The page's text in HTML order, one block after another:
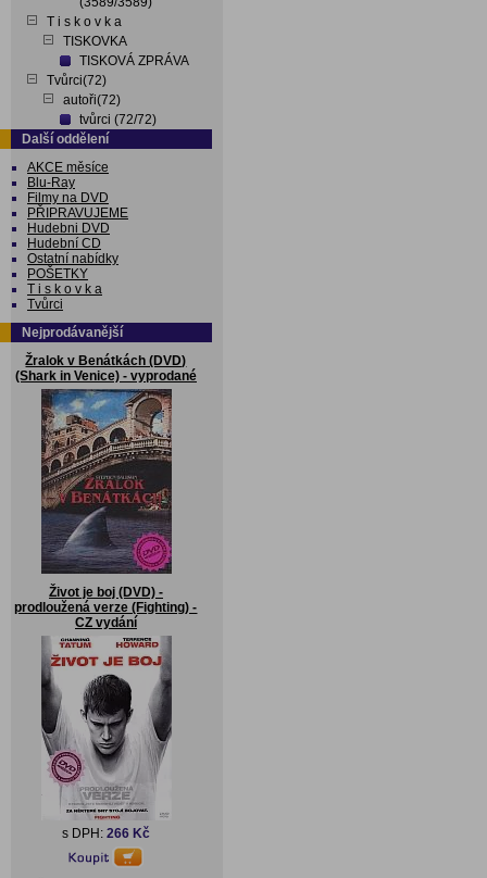
T i s k o v k a
TISKOVKA
TISKOVÁ ZPRÁVA
Tvůrci(72)
autoři(72)
tvůrci (72/72)
Další oddělení
AKCE měsíce
Blu-Ray
Filmy na DVD
PŘIPRAVUJEME
Hudebni DVD
Hudební CD
Ostatní nabídky
POŠETKY
T i s k o v k a
Tvůrci
Nejprodávanější
Žralok v Benátkách (DVD)
(Shark in Venice) - vyprodané
Život je boj (DVD) -
prodloužená verze (Fighting) -
CZ vydání
s DPH: 266 Kč